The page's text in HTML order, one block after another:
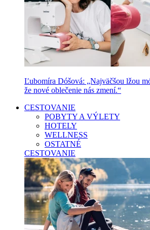
Ľubomíra Dóšová: „Najväčšou lžou
že nové oblečenie nás zmení.“
CESTOVANIE
POBYTY A VÝLETY
HOTELY
WELLNESS
OSTATNÉ
CESTOVANIE